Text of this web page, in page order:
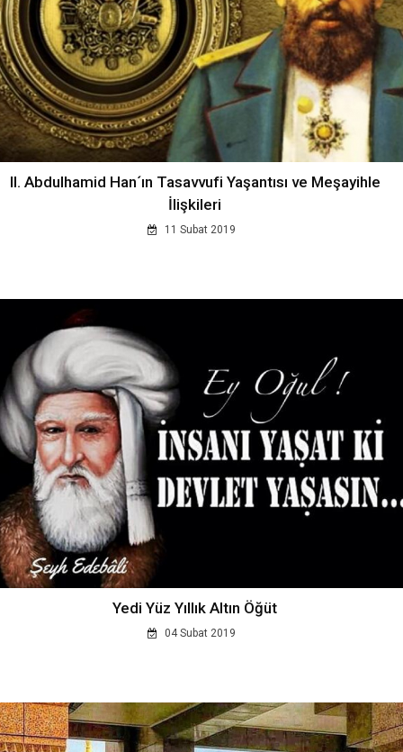
II. Abdulhamid Han´ın Tasavvufi Yaşantısı ve Meşayihle
İlişkileri
11 Subat 2019
Yedi Yüz Yıllık Altın Öğüt
04 Subat 2019